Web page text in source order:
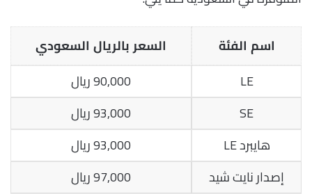
اسم الفئة السعر بالريال السعودي
LE
90,000 ريال
SE
93,000 ريال
هايبرد LE
93,000 ريال
إصدار نايت شيد
97,000 ريال